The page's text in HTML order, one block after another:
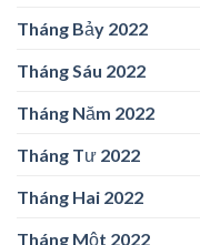
Tháng Bảy 2022
Tháng Sáu 2022
Tháng Năm 2022
Tháng Tư 2022
Tháng Hai 2022
Tháng Một 2022